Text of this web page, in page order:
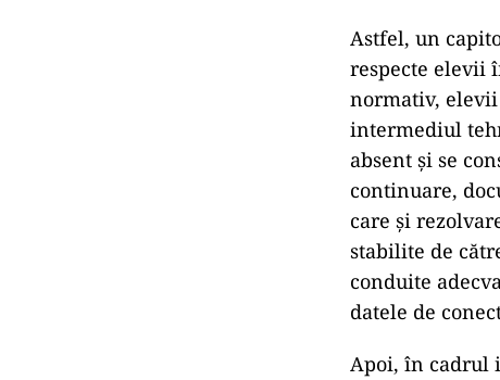
Astfel, un
respecte elevii
normativ,
intermediul
absent și se
continuare,
care și
stabilite de
conduite
datele de
Apoi, în cadrul